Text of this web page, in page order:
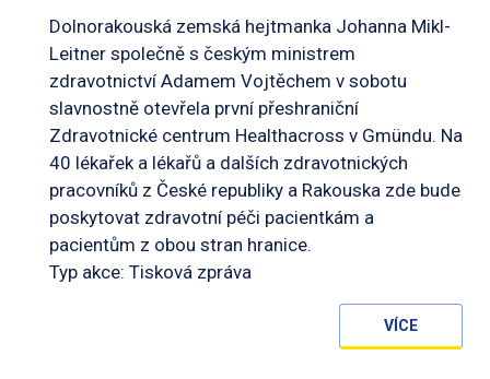
Dolnorakouská zemská hejtmanka Johanna Mikl-
Leitner společně s českým ministrem
zdravotnictví Adamem Vojtěchem v sobotu
slavnostně otevřela první přeshraniční
Zdravotnické centrum Healthacross v Gmündu. Na
40 lékařek a lékařů a dalších zdravotnických
pracovníků z České republiky a Rakouska zde bude
poskytovat zdravotní péči pacientkám a
pacientům z obou stran hranice.
Typ akce: Tisková zpráva
VÍCE